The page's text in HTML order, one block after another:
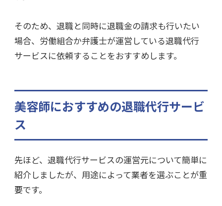
そのため、退職と同時に退職金の請求も行いたい
場合、労働組合か弁護士が運営している退職代行
サービスに依頼することをおすすめします。
美容師におすすめの退職代行サービ
ス
先ほど、退職代行サービスの運営元について簡単に
紹介しましたが、用途によって業者を選ぶことが重
要です。